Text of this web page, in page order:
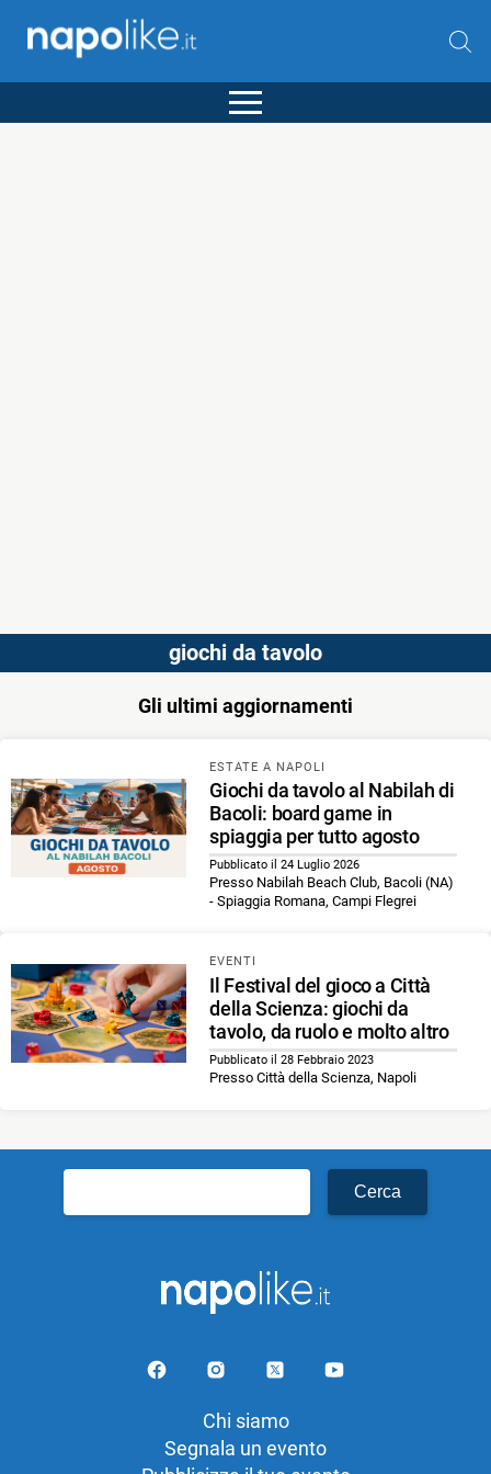
giochi da tavolo
Gli ultimi aggiornamenti
ESTATE A NAPOLI
Giochi da tavolo al Nabilah di
Bacoli: board game in
spiaggia per tutto agosto
Pubblicato il 24 Luglio 2026
Presso Nabilah Beach Club, Bacoli (NA)
- Spiaggia Romana, Campi Flegrei
EVENTI
Il Festival del gioco a Città
della Scienza: giochi da
tavolo, da ruolo e molto altro
Pubblicato il 28 Febbraio 2023
Presso Città della Scienza, Napoli
per:
Chi siamo
Segnala un evento